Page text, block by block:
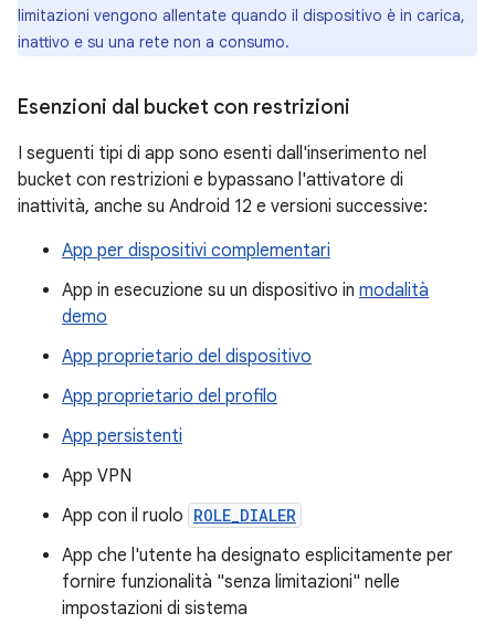
limitazioni vengono allentate quando il dispositivo è in carica,
inattivo e su una rete non a consumo.
Esenzioni dal bucket con restrizioni
I seguenti tipi di app sono esenti dall'inserimento nel
bucket con restrizioni e bypassano l'attivatore di
inattività, anche su Android 12 e versioni successive:
App per dispositivi complementari
App in esecuzione su un dispositivo in modalità
demo
App proprietario del dispositivo
App proprietario del profilo
App persistenti
App VPN
App con il ruolo ROLE_DIALER
App che l'utente ha designato esplicitamente per
fornire funzionalità "senza limitazioni" nelle
impostazioni di sistema